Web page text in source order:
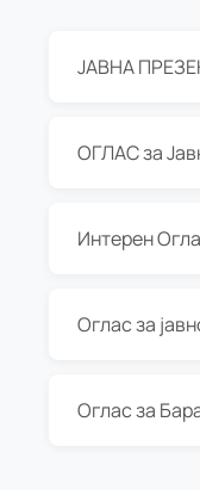
Интерен
Оглас за